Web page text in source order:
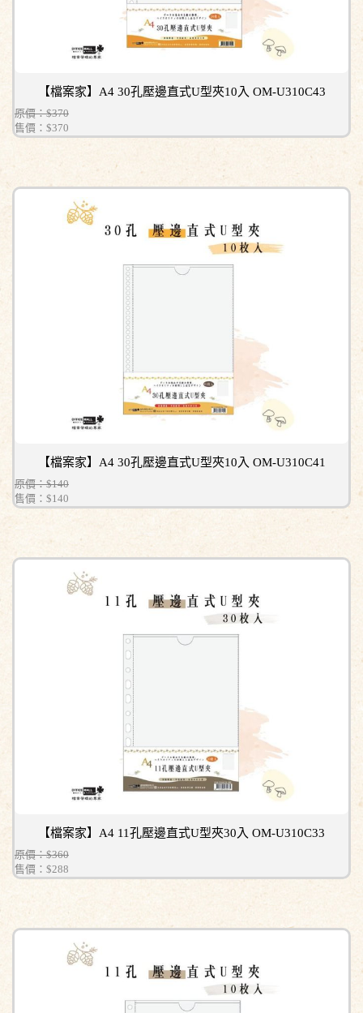
【檔案家】A4 30孔壓邊直式U型夾10入 OM-U310C43
原價：$370
售價： $370
【檔案家】A4 30孔壓邊直式U型夾10入 OM-U310C41
原價：$140
售價： $140
【檔案家】A4 11孔壓邊直式U型夾30入 OM-U310C33
原價：$360
售價： $288